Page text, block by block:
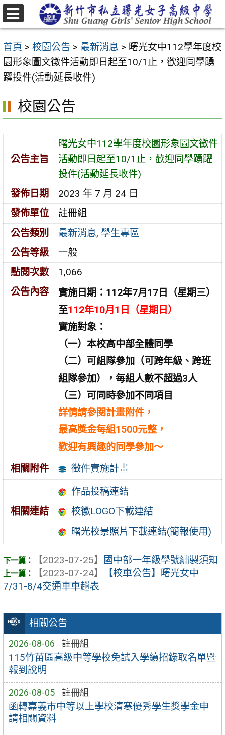
跳
至
要
內
容
首頁 > 校園公告 > 最新消息 > 曙光女中112學年度校
園形象圖文徵件活動即日起至10/1止，歡迎同學踴
躍投件(活動延長收件)
相關公告
2026-08-06 註冊組
115竹苗區高級中等學校免試入學續招錄取名單暨
報到說明
2026-08-05 註冊組
函轉嘉義市中等以上學校清寒優秀學生獎學金申
請相關資料
校園公告
公告主旨
曙光女中112學年度校園形象圖文徵件
活動即日起至10/1止，歡迎同學踴躍
投件(活動延長收件)
發佈日期
2023 年 7 月 24 日
發佈單位
註冊組
公告類別
最新消息, 學生專區
公告等級
一般
點閱次數
1,066
公告內容
實施日期：112年7月17日（星期三）
至112年10月1日（星期日）
實施對象：
（一）本校高中部全體同學
（二）可組隊參加（可跨年級、跨班
組隊參加），每組人數不超過3人
（三）可同時參加不同項目
詳情請參閱計畫附件，
最高獎金每組1500元整，
歡迎有興趣的同學參加～
相關附件
徵件實施計畫
相關連結
作品投稿連結
校徽LOGO下載連結
曙光校景照片下載連結(簡報使用)
【2023-07-25】
國中部一年級學號繡製須知
【2023-07-24】
【校車公告】曙光女中
7/31-8/4交通車車趟表
選
單